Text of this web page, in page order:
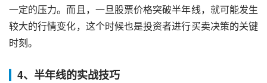
一定的压力。而且，一旦股票价格突破半年线，就可能发生
较大的行情变化，这个时候也是投资者进行买卖决策的关键
时刻。
4、半年线的实战技巧